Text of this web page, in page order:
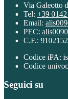
Via Galeotto
Tel: +39
Email:
PEC:
C.F.:
Codice iPA:
Codice
Seguici su